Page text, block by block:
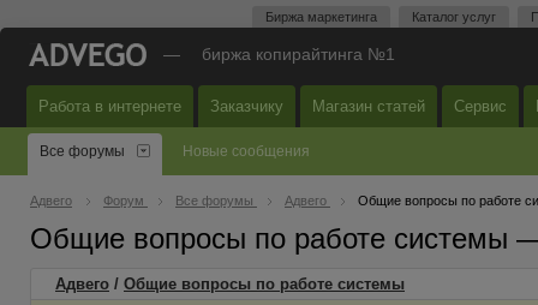
Биржа маркетинга Каталог услуг
— биржа копирайтинга №1
Работа в интернете Заказчику Магазин статей Сервис
Все форумы Новые сообщения
Адвего Форум Все форумы Адвего Общие вопросы по работе
Общие вопросы по работе системы
Адвего / Общие вопросы по работе системы